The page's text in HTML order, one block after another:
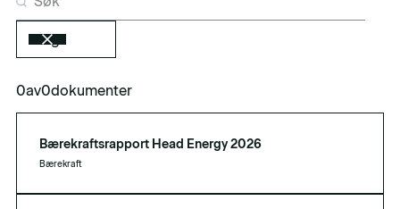
Tag
0av0dokumenter
Bærekraftsrapport Head Energy 2026
Bærekraft